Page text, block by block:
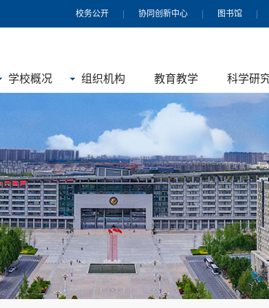
图书馆
协同创新中心
校务公开
学校概况 组织机构 教育教学 科学研